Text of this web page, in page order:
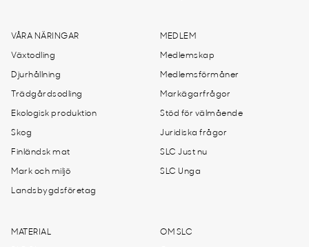
VÅRA NÄRINGAR
Växtodling
Djurhållning
Trädgårdsodling
Ekologisk produktion
Skog
Finländsk mat
Mark och miljö
Landsbygdsföretag
MEDLEM
Medlemskap
Medlemsförmåner
Markägarfrågor
Stöd för välmående
Juridiska frågor
SLC Just nu
SLC Unga
MATERIAL OM SLC